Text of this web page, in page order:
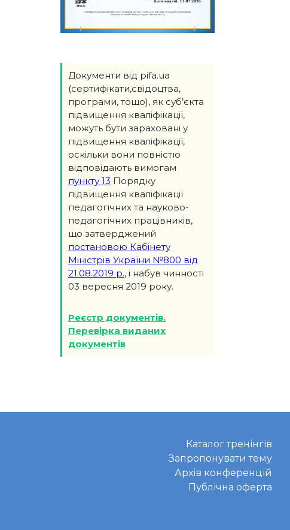
Документи від pifa.ua
(сертифікати,свідоцтва,
програми, тощо), як суб’єкта
підвищення кваліфікації,
можуть бути зараховані у
підвищення кваліфікації,
оскільки вони повністю
відповідають вимогам
пункту 13 Порядку
підвищення кваліфікації
педагогічних та науково-
педагогічних працівників,
що затверджений
постановою Кабінету
Міністрів України №800 від
21.08.2019 р., і набув чинності
03 вересня 2019 року.
Реєстр документів.
Перевірка виданих
документів
Каталог тренінгів
Запропонувати тему
Архів конференцій
Публічна оферта